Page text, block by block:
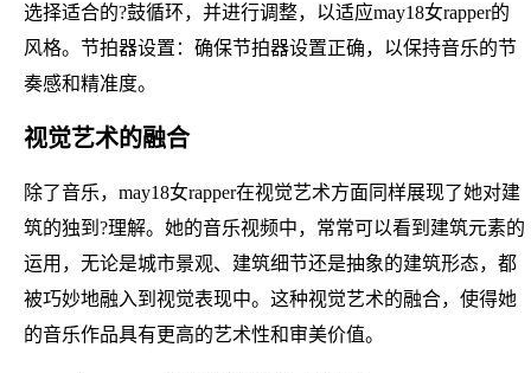
选择适合的?鼓循环，并进行调整，以适应may18女rapper的
风格。节拍器设置：确保节拍器设置正确，以保持音乐的节
奏感和精准度。
视觉艺术的融合
除了音乐，may18女rapper在视觉艺术方面同样展现了她对建
筑的独到?理解。她的音乐视频中，常常可以看到建筑元素的
运用，无论是城市景观、建筑细节还是抽象的建筑形态，都
被巧妙地融入到视觉表现中。这种视觉艺术的融合，使得她
的音乐作品具有更高的艺术性和审美价值。